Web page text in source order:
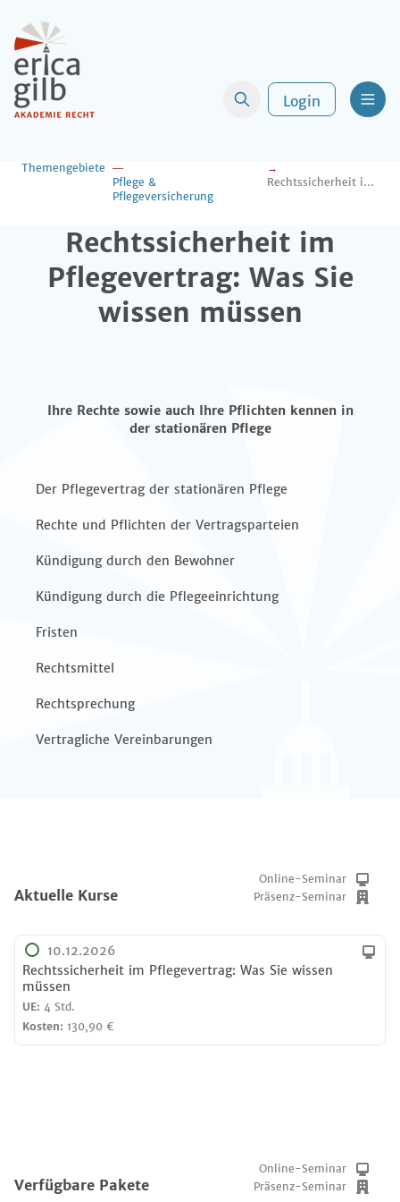
Login
Themengebiete
Pflege &
Pflegeversicherung
Rechtssicherheit im Pflegevertrag: Was Sie wissen müssen
Rechtssicherheit im
Pflegevertrag: Was Sie
wissen müssen
Ihre Rechte sowie auch Ihre Pflichten kennen in
der stationären Pflege
Der Pflegevertrag der stationären Pflege
Rechte und Pflichten der Vertragsparteien
Kündigung durch den Bewohner
Kündigung durch die Pflegeeinrichtung
Fristen
Rechtsmittel
Rechtsprechung
Vertragliche Vereinbarungen
Aktuelle Kurse
Online-Seminar
Präsenz-Seminar
10.12.2026
Rechtssicherheit im Pflegevertrag: Was Sie wissen
müssen
UE: 4 Std.
Kosten: 130,90 €
Verfügbare Pakete
Online-Seminar
Präsenz-Seminar